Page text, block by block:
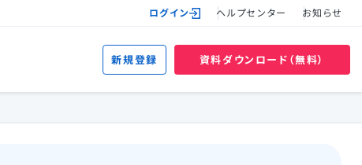
ログイン ヘルプセンター お知らせ
新規登録 資料ダウンロード（無料）